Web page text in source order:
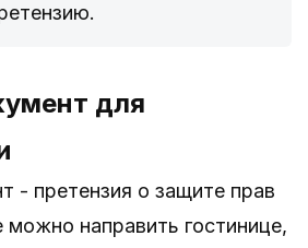
для
- претензия о защите прав
можно направить гостинице,